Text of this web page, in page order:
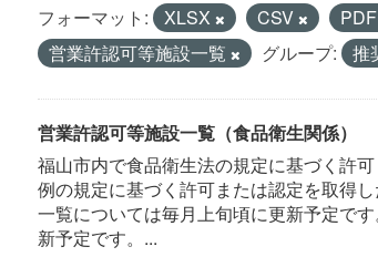
フォーマット: XLSX CSV PDF
営業許認可等施設一覧
グループ: 推
営業許認可等施設一覧（食品衛生関係）
福山市内で食品衛生法の規定に基づく許
例の規定に基づく許可または認定を取得
一覧については毎月上旬頃に更新予定で
新予定です。...